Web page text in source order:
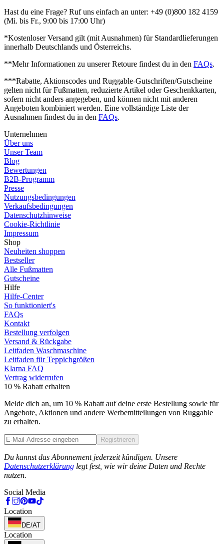
Hast du eine Frage? Ruf uns einfach an unter: +49 (0)800 182 4159
(Mi. bis Fr., 9:00 bis 17:00 Uhr)
*Kostenloser Versand gilt (mit Ausnahmen) für Standardlieferungen
innerhalb Deutschlands und Österreichs.
**Mehr Informationen zu unserer Retoure findest du in den FAQs.
***Rabatte, Aktionscodes und Ruggable-Gutschriften/Gutscheine
gelten nicht für Fußmatten, reduzierte Artikel oder Geschenkkarten,
sofern nicht anders angegeben, und können nicht mit anderen
Angeboten kombiniert werden. Eine vollständige Liste der
Ausnahmen findest du in den FAQs.
Unternehmen
Über uns
Unser Team
Blog
Bewertungen
B2B-Programm
Presse
Nutzungsbedingungen
Verkaufsbedingungen
Datenschutzhinweise
Cookie-Richtlinie
Impressum
Shop
Neuheiten shoppen
Bestseller
Alle Fußmatten
Gutscheine
Hilfe
Hilfe-Center
So funktioniert's
FAQs
Kontakt
Bestellung verfolgen
Versand & Rückgabe
Leitfaden Waschmaschine
Leitfaden für Teppichgrößen
Klarna FAQ
Vertrag widerrufen
10 % Rabatt erhalten
Melde dich an, um 10 % Rabatt auf deine erste Bestellung sowie für
Angebote, Aktionen und andere Werbemitteilungen von Ruggable
zu erhalten.
Registrieren
Du kannst das Abonnement jederzeit kündigen. Unsere
Datenschutzerklärung legt fest, wie wir deine Daten und Rechte
nutzen.
Social Media
Location
DE/AT
Location